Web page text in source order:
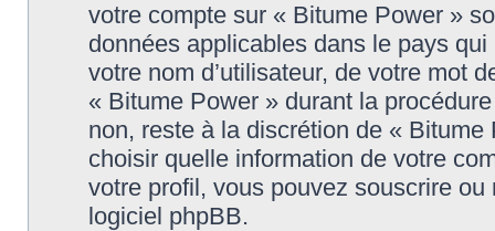
votre compte sur « Bitume Power »
données applicables dans le pays
votre nom d’utilisateur, de votre mot
« Bitume Power » durant la
non, reste à la discrétion de «
choisir quelle information de votre
votre profil, vous pouvez souscrire ou
logiciel phpBB.